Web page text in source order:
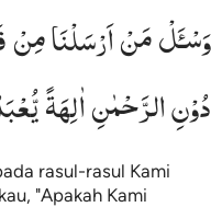
واسال من ارسلنا من قبلك من
وَسْـَٔلْ مَنْ أَرْسَلْنَا مِن قَبْلِكَ مِن
وَسْـَٔلْمَنْاَرْسَلْنَامِنْ
دُوْنِالرَّحْمٰنِاٰلِهَةً
rasul-rasul Kami
"Apakah Kami